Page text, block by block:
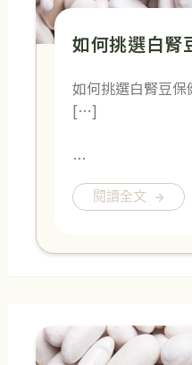
如何挑選​白腎
如何挑選​白腎豆
[…]
…
閱讀全文